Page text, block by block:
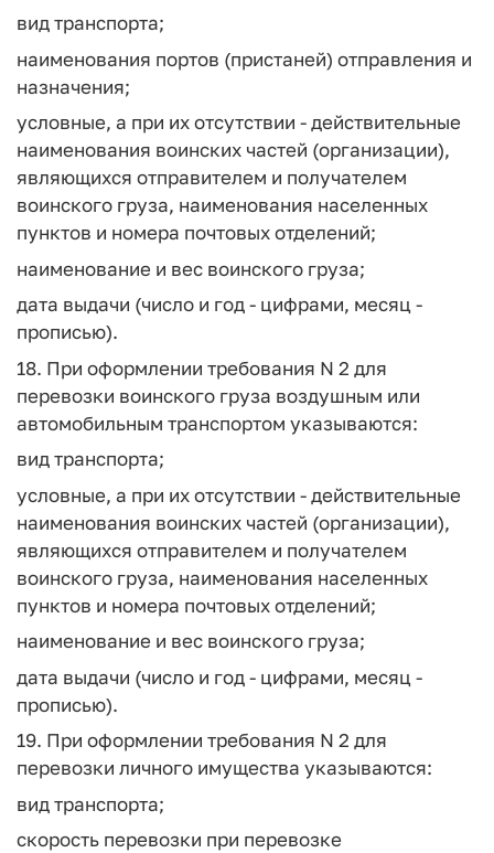
вид транспорта;
наименования портов (пристаней) отправления и
назначения;
условные, а при их отсутствии - действительные
наименования воинских частей (организации),
являющихся отправителем и получателем
воинского груза, наименования населенных
пунктов и номера почтовых отделений;
наименование и вес воинского груза;
дата выдачи (число и год - цифрами, месяц -
прописью).
18. При оформлении требования N 2 для
перевозки воинского груза воздушным или
автомобильным транспортом указываются:
вид транспорта;
условные, а при их отсутствии - действительные
наименования воинских частей (организации),
являющихся отправителем и получателем
воинского груза, наименования населенных
пунктов и номера почтовых отделений;
наименование и вес воинского груза;
дата выдачи (число и год - цифрами, месяц -
прописью).
19. При оформлении требования N 2 для
перевозки личного имущества указываются:
вид транспорта;
скорость перевозки при перевозке